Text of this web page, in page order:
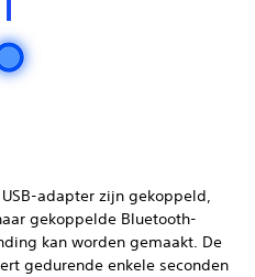
adapter zijn gekoppeld,
gekoppelde Bluetooth-
kan worden gemaakt. De
gedurende enkele seconden